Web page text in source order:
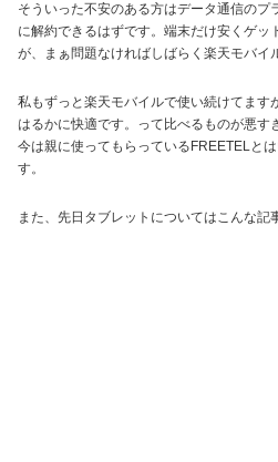
そういった不安のある方はデータ通信のプ
に解約できるはずです。端末だけ安くゲッ
が、まぁ問題なければしばらく楽天モバイ
私もずっと楽天モバイルで使い続けてます
はるかに快適です。って比べるものが悪す
今は親に使ってもらっているFREETELと
す。
また、先日タブレットについてはこんな記